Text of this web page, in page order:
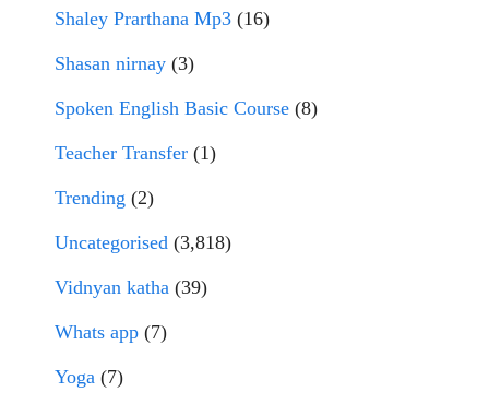
Shaley Prarthana Mp3 (16)
Shasan nirnay (3)
Spoken English Basic Course (8)
Teacher Transfer (1)
Trending (2)
Uncategorised (3,818)
Vidnyan katha (39)
Whats app (7)
Yoga (7)